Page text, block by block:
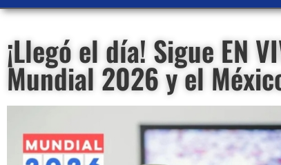
¡Llegó el día! Sigue EN
Mundial 2026 y el